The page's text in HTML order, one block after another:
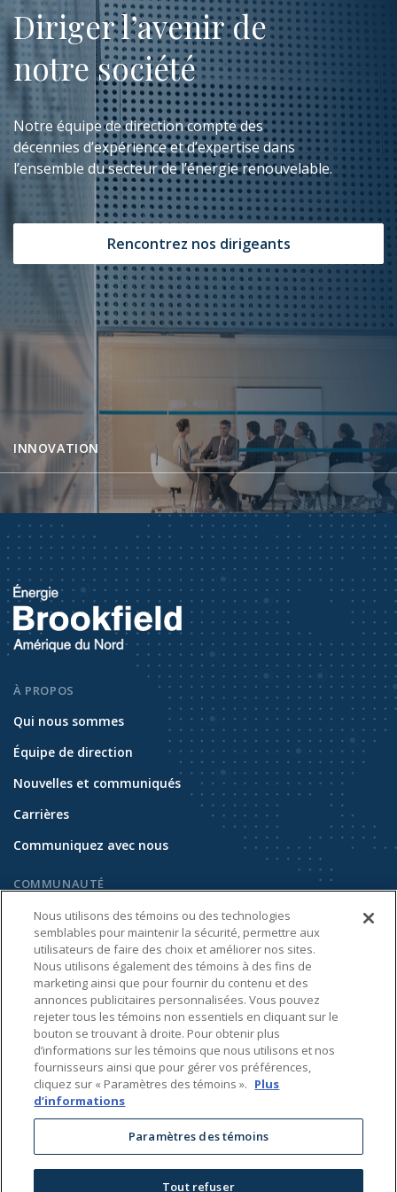
Diriger l’avenir de
notre société
Notre équipe de direction compte des
décennies d’expérience et d’expertise dans
l’ensemble du secteur de l’énergie renouvelable.
Rencontrez nos dirigeants
INNOVATION
À PROPOS
Qui nous sommes
Équipe de direction
Nouvelles et communiqués
Carrières
Communiquez avec nous
COMMUNAUTÉ
Bâtir des communautés plus fortes
Sécurité publique
Durabilité
INFORMATIONS SUPPLÉMENTAIRES
Solutions énergétiques – Oregon
Développement et renouvellement
Nous utilisons des témoins ou des technologies
semblables pour maintenir la sécurité, permettre aux
utilisateurs de faire des choix et améliorer nos sites.
Nous utilisons également des témoins à des fins de
marketing ainsi que pour fournir du contenu et des
annonces publicitaires personnalisées. Vous pouvez
rejeter tous les témoins non essentiels en cliquant sur le
bouton se trouvant à droite. Pour obtenir plus
d’informations sur les témoins que nous utilisons et nos
fournisseurs ainsi que pour gérer vos préférences,
cliquez sur « Paramètres des témoins ». Plus
d’informations
Paramètres des témoins
Tout refuser